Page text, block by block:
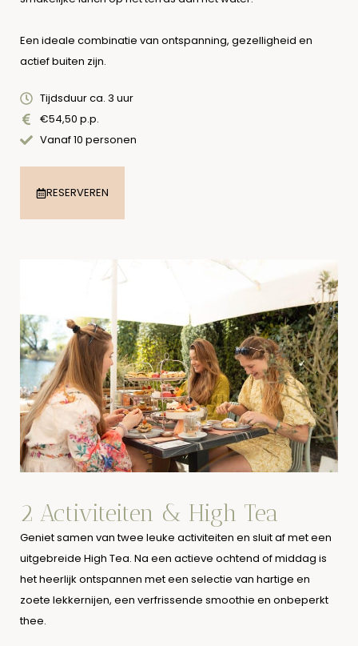
Een ideale combinatie van ontspanning, gezelligheid en
actief buiten zijn.
Tijdsduur ca. 3 uur
€54,50 p.p.
Vanaf 10 personen
RESERVEREN
2 Activiteiten & High Tea
Geniet samen van twee leuke activiteiten en sluit af met een
uitgebreide High Tea. Na een actieve ochtend of middag is
het heerlijk ontspannen met een selectie van hartige en
zoete lekkernijen, een verfrissende smoothie en onbeperkt
thee.